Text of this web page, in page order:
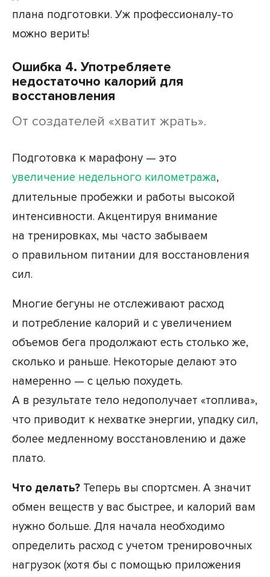
плана подготовки. Уж профессионалу-то
можно верить!
Ошибка 4. Употребляете
недостаточно калорий для
восстановления
От создателей «хватит жрать».
Подготовка к марафону — это
увеличение недельного километража,
длительные пробежки и работы высокой
интенсивности. Акцентируя внимание
на тренировках, мы часто забываем
о правильном питании для восстановления
сил.
Многие бегуны не отслеживают расход
и потребление калорий и с увеличением
объемов бега продолжают есть столько же,
сколько и раньше. Некоторые делают это
намеренно — с целью похудеть.
А в результате тело недополучает «топлива»,
что приводит к нехватке энергии, упадку сил,
более медленному восстановлению и даже
плато.
Что делать? Теперь вы спортсмен. А значит
обмен веществ у вас быстрее, и калорий вам
нужно больше. Для начала необходимо
определить расход с учетом тренировочных
нагрузок (хотя бы с помощью приложения